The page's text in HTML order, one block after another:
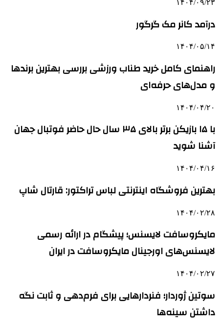
۱۴۰۴/۰۹/۲۳
درآمد کانر مک گرگور
۱۴۰۴/۰۵/۱۴
راهنمای کامل خرید طناب ورزشی بررسی بهترین برندها
و مدل‌های حرفه‌ای
۱۴۰۴/۰۴/۲۰
با ۱۵ بازیکن برتر بالای ۳۵ سال حال حاضر فوتبال جهان
آشنا شوید
۱۴۰۴/۰۴/۱۶
بهترین فروشگاه اینترنتی لباس تراکتور: قارتال شاپ
۱۴۰۴/۰۲/۲۸
مایکروسافت لایسنس؛ پیشگام در ارائه رسمی
لایسنس‌های اورجینال مایکروسافت در ایران
۱۴۰۴/۰۲/۲۷
سوتین ژوردار؛ فنردارهایی برای فرم‌دهی و ثابت نگه
داشتن سینه‌ها